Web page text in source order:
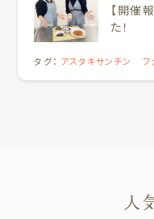
【開催
た！
タグ： アスタキサンチン フ
人